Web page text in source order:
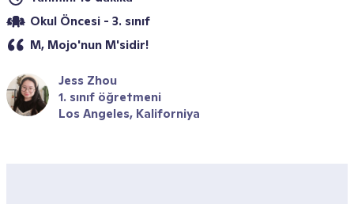
Okul Öncesi - 3. sınıf
M, Mojo'nun M'sidir!
Jess Zhou
1. sınıf öğretmeni
Los Angeles, Kaliforniya